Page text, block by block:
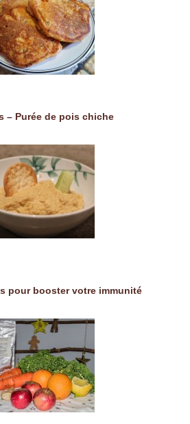
– Purée de pois chiche
pour booster votre immunité